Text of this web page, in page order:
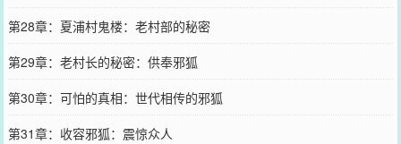
第28章：夏浦村鬼楼：老村部的秘密
第29章：老村长的秘密：供奉邪狐
第30章：可怕的真相：世代相传的邪狐
第31章：收容邪狐：震惊众人